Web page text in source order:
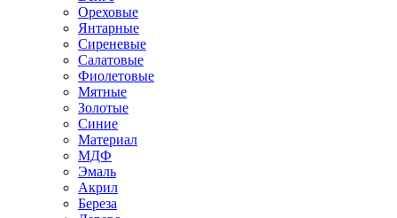
Ореховые
Янтарные
Сиреневые
Салатовые
Фиолетовые
Мятные
Золотые
Синие
Материал
МДФ
Эмаль
Акрил
Береза